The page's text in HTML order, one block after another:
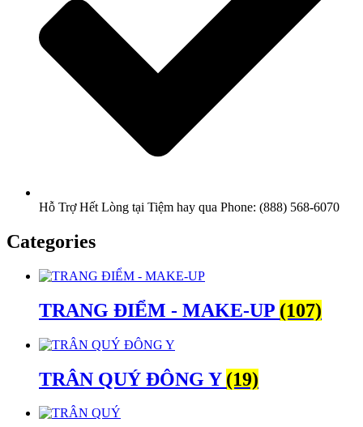
Hỗ Trợ Hết Lòng tại Tiệm hay qua Phone: (888) 568-6070
Categories
TRANG ĐIỂM - MAKE-UP (107)
TRÂN QUÝ ĐÔNG Y (19)